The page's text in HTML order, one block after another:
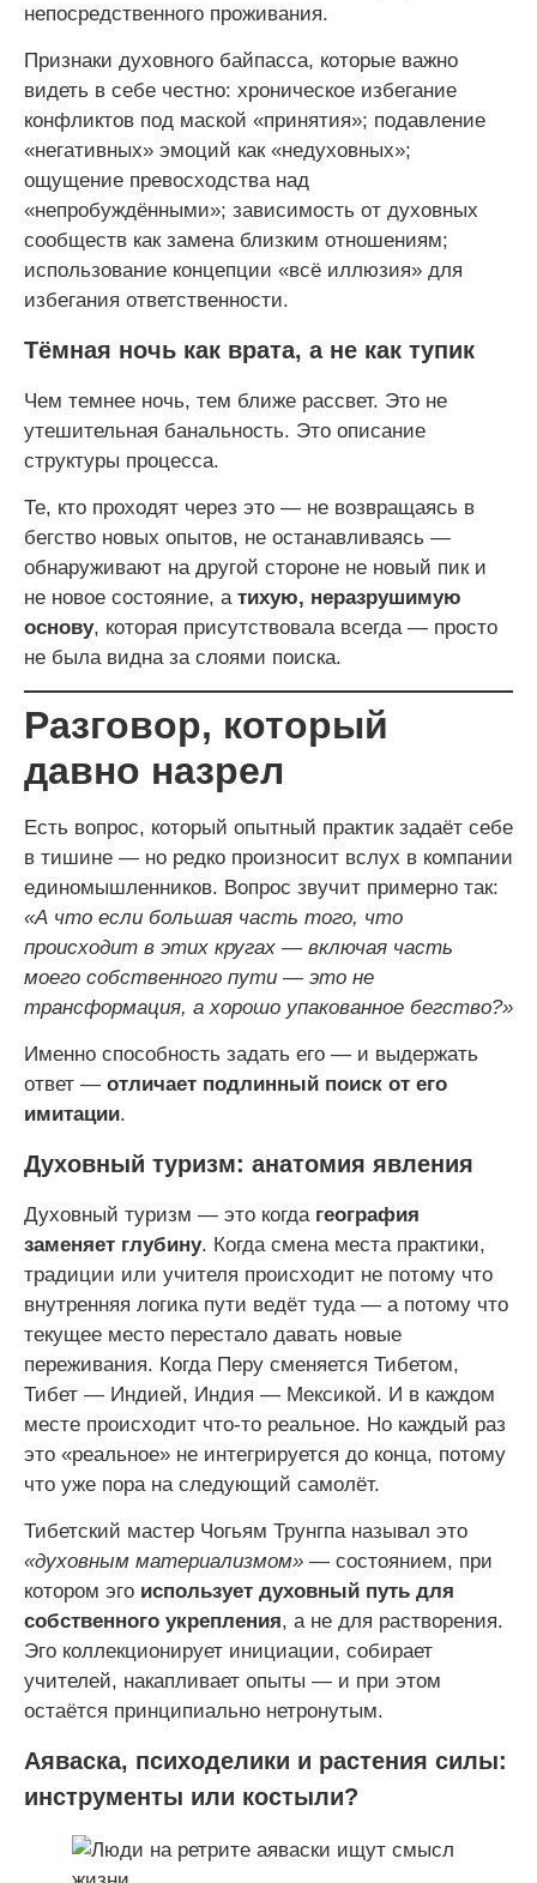
непосредственного проживания.
Признаки духовного байпасса, которые важно
видеть в себе честно: хроническое избегание
конфликтов под маской «принятия»; подавление
«негативных» эмоций как «недуховных»;
ощущение превосходства над
«непробуждёнными»; зависимость от духовных
сообществ как замена близким отношениям;
использование концепции «всё иллюзия» для
избегания ответственности.
Тёмная ночь как врата, а не как тупик
Чем темнее ночь, тем ближе рассвет. Это не
утешительная банальность. Это описание
структуры процесса.
Те, кто проходят через это — не возвращаясь в
бегство новых опытов, не останавливаясь —
обнаруживают на другой стороне не новый пик и
не новое состояние, а тихую, неразрушимую
основу, которая присутствовала всегда — просто
не была видна за слоями поиска.
Разговор, который
давно назрел
Есть вопрос, который опытный практик задаёт себе
в тишине — но редко произносит вслух в компании
единомышленников. Вопрос звучит примерно так:
«А что если большая часть того, что
происходит в этих кругах — включая часть
моего собственного пути — это не
трансформация, а хорошо упакованное бегство?»
Именно способность задать его — и выдержать
ответ — отличает подлинный поиск от его
имитации.
Духовный туризм: анатомия явления
Духовный туризм — это когда география
заменяет глубину. Когда смена места практики,
традиции или учителя происходит не потому что
внутренняя логика пути ведёт туда — а потому что
текущее место перестало давать новые
переживания. Когда Перу сменяется Тибетом,
Тибет — Индией, Индия — Мексикой. И в каждом
месте происходит что-то реальное. Но каждый раз
это «реальное» не интегрируется до конца, потому
что уже пора на следующий самолёт.
Тибетский мастер Чогьям Трунгпа называл это
«духовным материализмом» — состоянием, при
котором эго использует духовный путь для
собственного укрепления, а не для растворения.
Эго коллекционирует инициации, собирает
учителей, накапливает опыты — и при этом
остаётся принципиально нетронутым.
Аяваска, психоделики и растения силы:
инструменты или костыли?